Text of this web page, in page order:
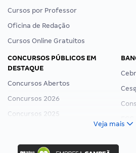
Cursos por Professor
Oficina de Redação
Cursos Online Gratuitos
CONCURSOS PÚBLICOS EM
DESTAQUE
Concursos Abertos
Concursos 2026
Concursos 2025
Concurso Ibama
Veja mais